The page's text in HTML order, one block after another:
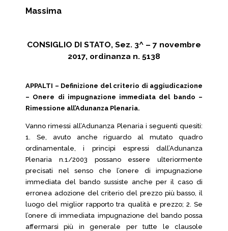
Massima
CONSIGLIO DI STATO, Sez. 3^ – 7 novembre
2017, ordinanza n. 5138
APPALTI – Definizione del criterio di aggiudicazione
– Onere di impugnazione immediata del bando –
Rimessione all’Adunanza Plenaria.
Vanno rimessi all’Adunanza Plenaria i seguenti quesiti:
1. Se, avuto anche riguardo al mutato quadro
ordinamentale, i principi espressi dall’Adunanza
Plenaria n.1/2003 possano essere ulteriormente
precisati nel senso che l’onere di impugnazione
immediata del bando sussiste anche per il caso di
erronea adozione del criterio del prezzo più basso, il
luogo del miglior rapporto tra qualità e prezzo; 2. Se
l’onere di immediata impugnazione del bando possa
affermarsi più in generale per tutte le clausole